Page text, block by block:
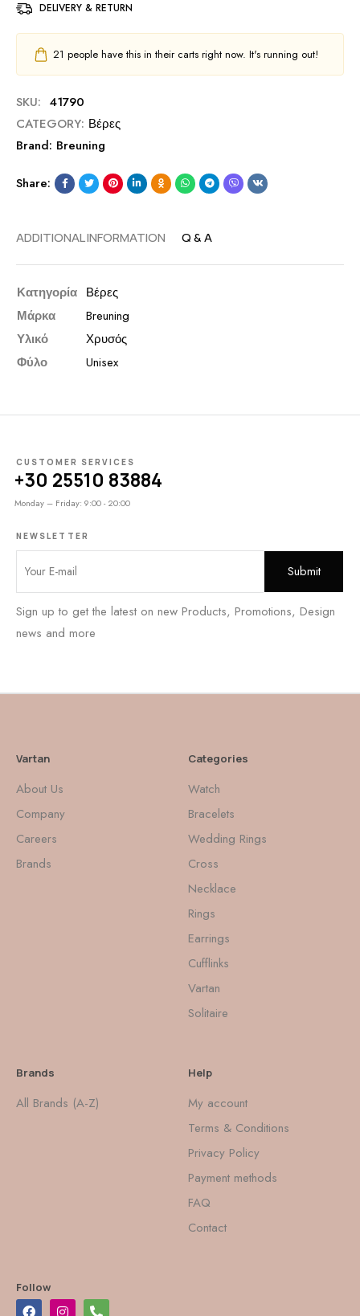
DELIVERY & RETURN
21 people have this in their carts right now. It's running out!
SKU: 41790
CATEGORY: Βέρες
Brand: Breuning
Share:
ADDITIONAL INFORMATION Q & A
Κατηγορία Βέρες
Μάρκα
Breuning
Υλικό
Χρυσός
Φύλο
Unisex
CUSTOMER SERVICES
+30 25510 83884
Monday – Friday: 9:00 - 20:00
NEWSLETTER
Sign up to get the latest on new Products, Promotions, Design
news and more
Vartan
About Us
Company
Careers
Brands
Categories
Watch
Bracelets
Wedding Rings
Cross
Necklace
Rings
Earrings
Cufflinks
Vartan
Solitaire
Brands
All Brands (A-Z)
Help
My account
Terms & Conditions
Privacy Policy
Payment methods
FAQ
Contact
Follow